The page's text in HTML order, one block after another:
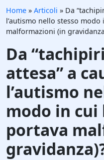
Home » Articoli » Da
l’autismo nello stesso
malformazioni (in
Da
attesa” a
l’autismo
modo in
portava